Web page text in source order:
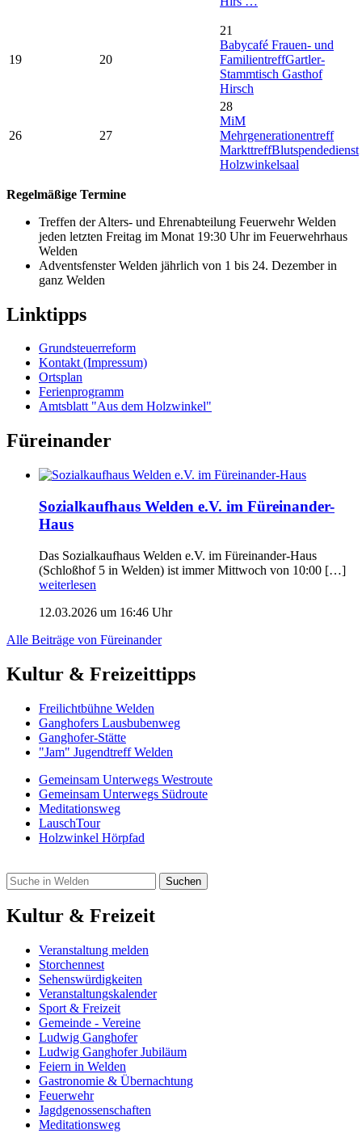
19 20
21
Babycafé Frauen- und
FamilientreffGartler-
Stammtisch Gasthof
Hirsch
26 27
28
MiM
Mehrgenerationentreff
MarkttreffBlutspendedienst
Holzwinkelsaal
Regelmäßige Termine
Treffen der Alters- und Ehrenabteilung Feuerwehr Welden
jeden letzten Freitag im Monat 19:30 Uhr im Feuerwehrhaus
Welden
Adventsfenster Welden jährlich von 1 bis 24. Dezember in
ganz Welden
Linktipps
Grundsteuerreform
Kontakt (Impressum)
Ortsplan
Ferienprogramm
Amtsblatt "Aus dem Holzwinkel"
Füreinander
Sozialkaufhaus Welden e.V. im Füreinander-
Haus
Das Sozialkaufhaus Welden e.V. im Füreinander-Haus
(Schloßhof 5 in Welden) ist immer Mittwoch von 10:00 […]
weiterlesen
12.03.2026 um 16:46 Uhr
Alle Beiträge von Füreinander
Kultur & Freizeittipps
Freilicht­bühne Welden
Ganghofers Lausbubenweg
Ganghofer-Stätte
"Jam" Jugendtreff Welden
Gemeinsam Unterwegs Westroute
Gemeinsam Unterwegs Südroute
Meditationsweg
LauschTour
Holzwinkel Hörpfad
Kultur & Freizeit
Veranstaltung melden
Storchennest
Sehenswürdigkeiten
Veranstaltungskalender
Sport & Freizeit
Gemeinde - Vereine
Ludwig Ganghofer
Ludwig Ganghofer Jubiläum
Feiern in Welden
Gastronomie & Übernachtung
Feuerwehr
Jagdgenossenschaften
Meditationsweg